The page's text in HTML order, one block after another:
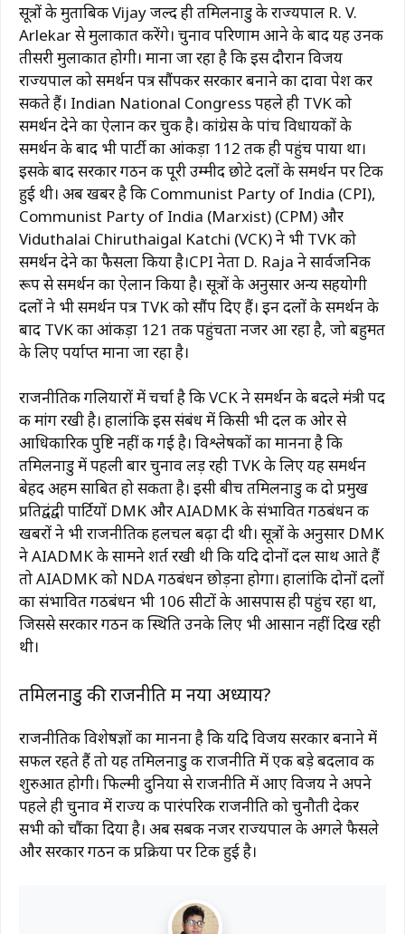
सूत्रों के मुताबिकVijayजल्द ही तमिलनाडु के राज्यपाल R. V.
Arlekarसे मुलाकात करेंगे। चुनाव परिणाम आने के बाद यह उनकी
तीसरी मुलाकात होगी। माना जा रहा है कि इस दौरान विजय
राज्यपाल को समर्थन पत्र सौंपकर सरकार बनाने का दावा पेश कर
सकते हैं। Indian National Congressपहले ही TVK को
समर्थन देने का ऐलान कर चुकी है। कांग्रेस के पांच विधायकों के
समर्थन के बाद भी पार्टी का आंकड़ा 112 तक ही पहुंच पाया था।
इसके बाद सरकार गठन की पूरी उम्मीद छोटे दलों के समर्थन पर टिकी
हुई थी। अब खबर है कि Communist Party of India (CPI),
Communist Party of India (Marxist) (CPM) और
Viduthalai Chiruthaigal Katchi (VCK) ने भी TVK को
समर्थन देने का फैसला किया है।CPI नेता D. Raja ने सार्वजनिक
रूप से समर्थन का ऐलान किया है। सूत्रों के अनुसार अन्य सहयोगी
दलों ने भी समर्थन पत्र TVK को सौंप दिए हैं। इन दलों के समर्थन के
बाद TVK का आंकड़ा 121 तक पहुंचता नजर आ रहा है, जो बहुमत
के लिए पर्याप्त माना जा रहा है।
राजनीतिक गलियारों में चर्चा है कि VCK ने समर्थन के बदले मंत्री पद
की मांग रखी है। हालांकि इस संबंध में किसी भी दल की ओर से
आधिकारिक पुष्टि नहीं की गई है। विश्लेषकों का मानना है कि
तमिलनाडु में पहली बार चुनाव लड़ रही TVK के लिए यह समर्थन
बेहद अहम साबित हो सकता है। इसी बीच तमिलनाडु की दो प्रमुख
प्रतिद्वंद्वी पार्टियों DMK और AIADMK के संभावित गठबंधन की
खबरों ने भी राजनीतिक हलचल बढ़ा दी थी। सूत्रों के अनुसार DMK
ने AIADMK के सामने शर्त रखी थी कि यदि दोनों दल साथ आते हैं
तो AIADMK को NDA गठबंधन छोड़ना होगा। हालांकि दोनों दलों
का संभावित गठबंधन भी 106 सीटों के आसपास ही पहुंच रहा था,
जिससे सरकार गठन की स्थिति उनके लिए भी आसान नहीं दिख रही
थी।
तमिलनाडु की राजनीति में नया अध्याय?
राजनीतिक विशेषज्ञों का मानना है कि यदि विजय सरकार बनाने में
सफल रहते हैं तो यह तमिलनाडु की राजनीति में एक बड़े बदलाव की
शुरुआत होगी। फिल्मी दुनिया से राजनीति में आए विजय ने अपने
पहले ही चुनाव में राज्य की पारंपरिक राजनीति को चुनौती देकर
सभी को चौंका दिया है। अब सबकी नजर राज्यपाल के अगले फैसले
और सरकार गठन की प्रक्रिया पर टिकी हुई है।